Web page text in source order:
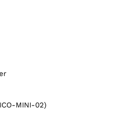
MINI-02)